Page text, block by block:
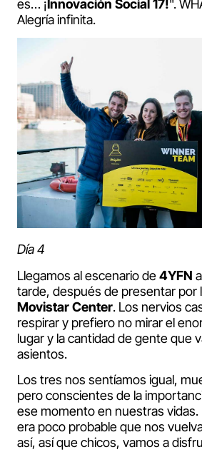
es… ¡Innovación Social 17!".
Alegría infinita.
Día 4
Llegamos al escenario de4YFN
tarde, después de presentar por
Movistar Center. Los nervios
respirar y prefiero no mirar el
lugar y la cantidad de gente que
asientos.
Los tres nos sentíamos igual,
pero conscientes de la
ese momento en nuestras
era poco probable que nos
así, así que chicos, vamos a